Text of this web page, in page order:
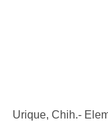
Urique, Chih.-